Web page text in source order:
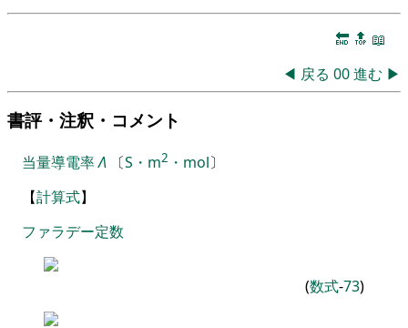
🔚 🔝 📖
◀ 戻る 00進む ▶
書評・注釈・コメント
当量導電率Λ 〔S・m2 ・mol〕
【計算式】
ファラデー定数
(数式-73)